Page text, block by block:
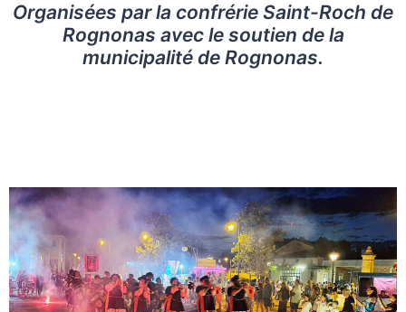
Organisées par la confrérie Saint-Roch de
Rognonas avec le soutien de la
municipalité de Rognonas.